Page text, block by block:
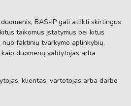
BAS-IP gali atlikti skirtingus
taikomus įstatymus bei kitus
faktinių tvarkymo aplinkybių,
duomenų valdytojas arba
klientas, vartotojas arba darbo